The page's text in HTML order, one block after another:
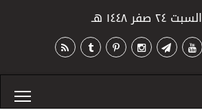
السبت ٢٤ صفر ١٤٤٨ هـ